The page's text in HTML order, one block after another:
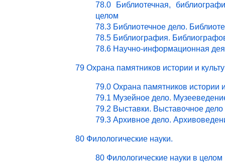
78.0 Библиотечная,
целом
78.3 Библиотечное дело.
78.5 Библиография.
78.6 Научно-информационная
79 Охрана памятников истории и
79.0 Охрана памятников истории
79.1 Музейное дело.
79.2 Выставки. Выставочное дело
79.3 Архивное дело.
80 Филологические науки.
80 Филологические науки в целом